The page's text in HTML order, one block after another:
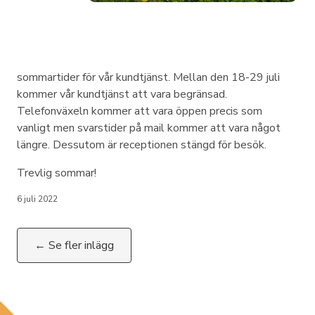
sommartider för vår kundtjänst. Mellan den 18-29 juli
kommer vår kundtjänst att vara begränsad.
Telefonväxeln kommer att vara öppen precis som
vanligt men svarstider på mail kommer att vara något
längre. Dessutom är receptionen stängd för besök.
Trevlig sommar!
6 juli 2022
← Se fler inlägg